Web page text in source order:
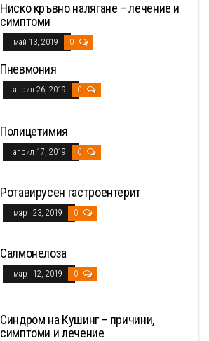
Ниско кръвно налягане – лечение и
симптоми
май 13, 2019 0
Пневмония
април 26, 2019 0
Полицетимия
април 17, 2019 0
Ротавирусен гастроентерит
март 23, 2019 0
Салмонелоза
март 12, 2019 0
Синдром на Кушинг – причини,
симптоми и лечение